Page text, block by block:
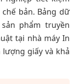
bản. Bảng dữ
phẩm truyền
tại nhà máy In
giấy và khả